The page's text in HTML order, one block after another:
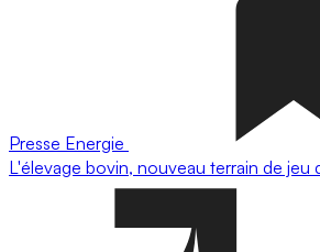
Presse Energie
L'élevage bovin, nouveau terrain de jeu